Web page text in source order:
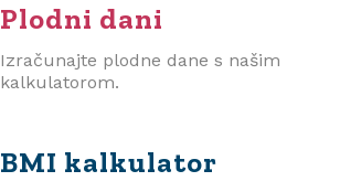
Plodni dani
Izračunajte plodne dane s našim
kalkulatorom.
BMI kalkulator